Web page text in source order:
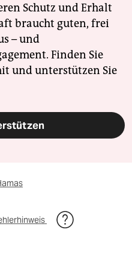
Schutz und Erhalt
braucht guten, frei
– und
Finden Sie
und unterstützen Sie